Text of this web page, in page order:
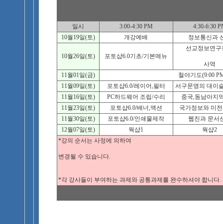
일시 3:00-4:30 PM
4:30-6:30
10월19일(토)
개강예배 정보통신과
10월26일(토) 포토샵6.0기초/기본메뉴
선교정보연구
사역
11월01일(금)
철야기도(9:00
11월09일(토)
포토샵6.0/레이어,필터
서구문명의 대이
11월16일(토)
PC하드웨어 조립/수리
중국,동남아지
11월23일(토)
포토샵6.0/배너,액션
국가정보와 미
11월30일(토)
포토샵6.0/인쇄물제작
웹진과 문서
12월07일(토)
웍샵1
웍샵2
*강의 순서는 사정에 의하여
변경될 수 있습니다.
*각 강사들이 부여하는 과제와 공통과제를 완수하셔야 합니다.